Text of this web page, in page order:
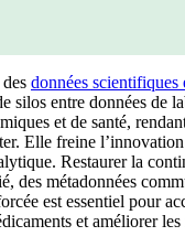
données
silos entre données de
et de santé,
Elle freine
Restaurer la
des métadonnées
est essentiel pour
et améliorer les